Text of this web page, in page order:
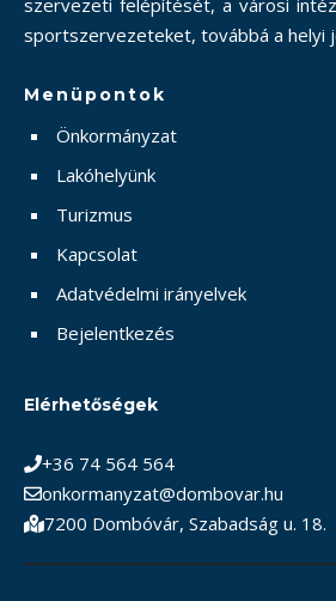
szervezeti felépítését, a városi
sportszervezeteket, továbbá a helyi
Menüpontok
Önkormányzat
Lakóhelyünk
Turizmus
Kapcsolat
Adatvédelmi irányelvek
Bejelentkezés
Elérhetőségek
+36 74 564 564
onkormanyzat@dombovar.hu
7200 Dombóvár, Szabadság u. 18.